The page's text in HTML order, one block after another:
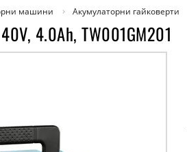
машини Акумулаторни гайковерти
4.0Ah, TW001GM201